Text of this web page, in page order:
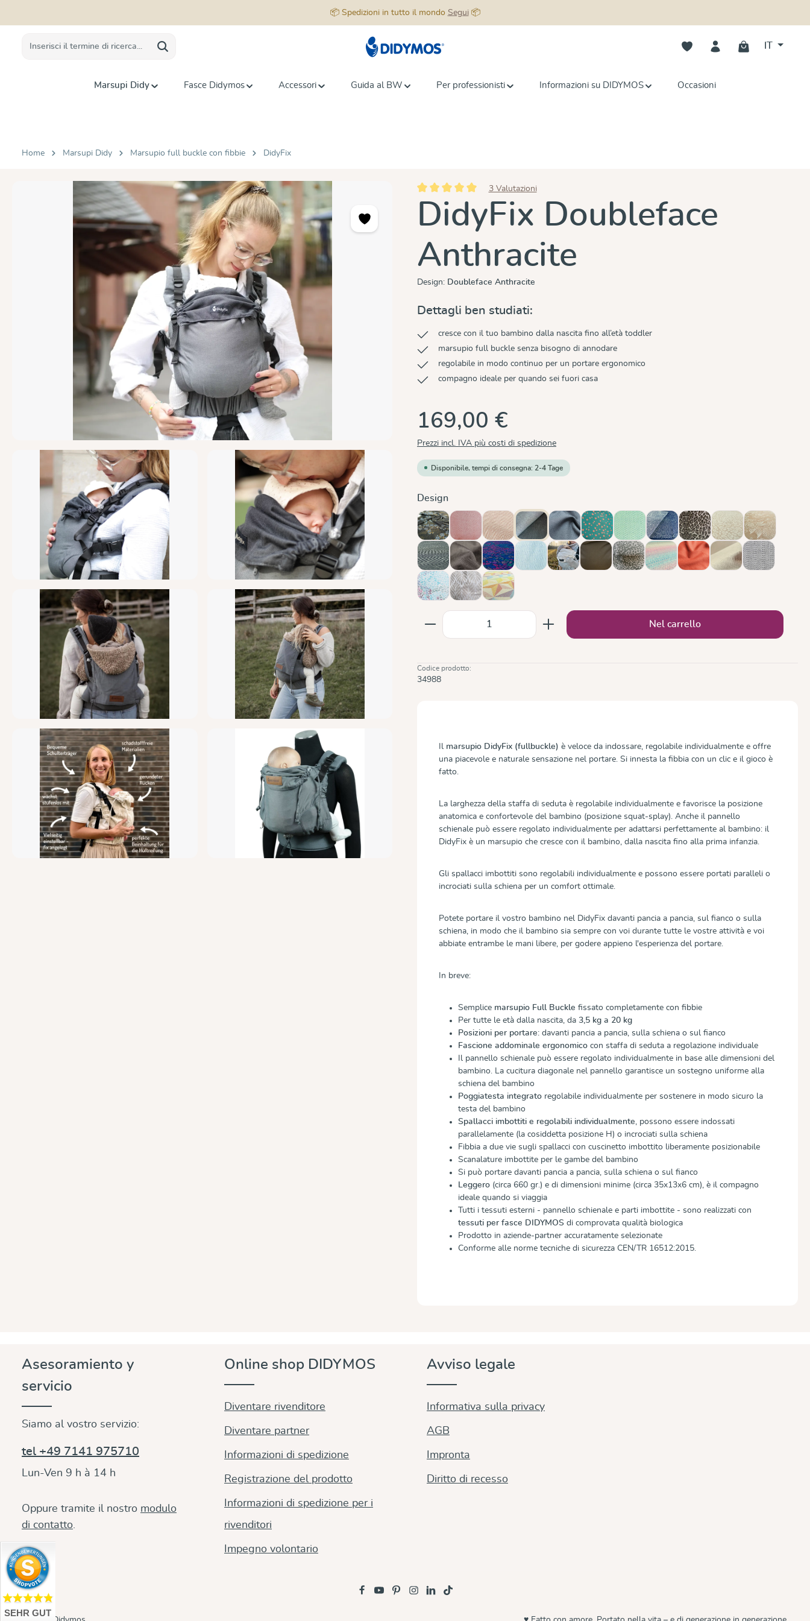
📦 Spedizioni in tutto il mondo Segui📦
Hai 0 articoli nella lista dei
Marsupi Didy Fasce Didymos Accessori Guida al BW Per professionisti Informazioni su DIDYMOS Occasioni
Home Marsupi Didy Marsupio full buckle con fibbie DidyFix
Salta la galleria di immagini
Valutazione media di 5 su 5 stelle
3 Valutazioni
DidyFix Doubleface
Anthracite
Design: Doubleface Anthracite
Dettagli ben studiati:
cresce con il tuo bambino dalla nascita fino all’età toddler
marsupio full buckle senza bisogno di annodare
regolabile in modo continuo per un portare ergonomico
compagno ideale per quando sei fuori casa
169,00 €
Prezzi incl. IVA più costi di spedizione
Disponibile, tempi di consegna: 2-4 Tage
Seleziona
Design
Blue Blossom
Chili CinnamonDoubleface Anthracite
Graphit Hope Jade Kipos Leo Leo PureMagic
Metro Monochrom
Mocca Mosaik Sparks in the Dark
Ocean Ocean and Clouds
Olive Olive TwigPrima AuroraRusty RedSand Silver
Summer MosaicTrias Creme Linen
Zephyr
Quantità del prodotto: inserisci la quantità desiderata o
Nel carrello
Codice prodotto:
34988
Il marsupio DidyFix (fullbuckle) è veloce da indossare, regolabile individualmente e offre
una piacevole e naturale sensazione nel portare. Si innesta la fibbia con un clic e il gioco è
fatto.
La larghezza della staffa di seduta è regolabile individualmente e favorisce la posizione
anatomica e confortevole del bambino (posizione squat-splay). Anche il pannello
schienale può essere regolato individualmente per adattarsi perfettamente al bambino: il
DidyFix è un marsupio che cresce con il bambino, dalla nascita fino alla prima infanzia.
Gli spallacci imbottiti sono regolabili individualmente e possono essere portati paralleli o
incrociati sulla schiena per un comfort ottimale.
Potete portare il vostro bambino nel DidyFix davanti pancia a pancia, sul fianco o sulla
schiena, in modo che il bambino sia sempre con voi durante tutte le vostre attività e voi
abbiate entrambe le mani libere, per godere appieno l'esperienza del portare.
In breve:
Semplice marsupio Full Buckle fissato completamente con fibbie
Per tutte le età dalla nascita, da 3,5 kg a 20 kg
Posizioni per portare: davanti pancia a pancia, sulla schiena o sul fianco
Fascione addominale ergonomico con staffa di seduta a regolazione individuale
Il pannello schienale può essere regolato individualmente in base alle dimensioni del
bambino. La cucitura diagonale nel pannello garantisce un sostegno uniforme alla
schiena del bambino
Poggiatesta integrato regolabile individualmente per sostenere in modo sicuro la
testa del bambino
Spallacci imbottiti e regolabili individualmente , possono essere indossati
parallelamente (la cosiddetta posizione H) o incrociati sulla schiena
Fibbia a due vie sugli spallacci con cuscinetto imbottito liberamente posizionabile
Scanalature imbottite per le gambe del bambino
Si può portare davanti pancia a pancia, sulla schiena o sul fianco
Leggero (circa 660 gr.) e di dimensioni minime (circa 35x13x6 cm), è il compagno
ideale quando si viaggia
Tutti i tessuti esterni - pannello schienale e parti imbottite - sono realizzati con
tessuti per fasce DIDYMOS di comprovata qualità biologica
Prodotto in aziende-partner accuratamente selezionate
Conforme alle norme tecniche di sicurezza CEN/TR 16512:2015.
Asesoramiento y
servicio
Siamo al vostro servizio:
tel +49 7141 975710
Lun-Ven 9 h à 14 h
Oppure tramite il nostro modulo
di contatto
Online shop DIDYMOS
Diventare rivenditore
Diventare partner
Informazioni di spedizione
Registrazione del prodotto
Informazioni di spedizione per i
rivenditori
Impegno volontario
Avviso legale
Informativa sulla privacy
AGB
Impronta
Diritto di recesso
SEHR GUT